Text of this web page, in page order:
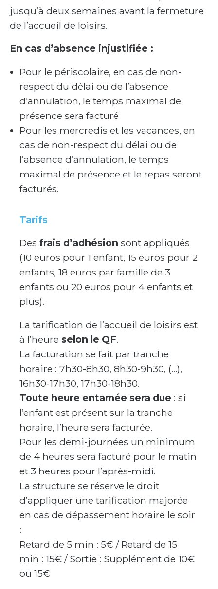
jusqu’à deux semaines avant la fermeture
de l’accueil de loisirs.
En cas d’absence injustifiée :
Pour le périscolaire, en cas de non-
respect du délai ou de l’absence
d’annulation, le temps maximal de
présence sera facturé
Pour les mercredis et les vacances, en
cas de non-respect du délai ou de
l’absence d’annulation, le temps
maximal de présence et le repas seront
facturés.
Tarifs
Des frais d’adhésion sont appliqués
(10 euros pour 1 enfant, 15 euros pour 2
enfants, 18 euros par famille de 3
enfants ou 20 euros pour 4 enfants et
plus).
La tarification de l’accueil de loisirs est
à l’heure selon le QF.
La facturation se fait par tranche
horaire : 7h30-8h30, 8h30-9h30, (…),
16h30-17h30, 17h30-18h30.
Toute heure entamée sera due : si
l’enfant est présent sur la tranche
horaire, l’heure sera facturée.
Pour les demi-journées un minimum
de 4 heures sera facturé pour le matin
et 3 heures pour l’après-midi.
La structure se réserve le droit
d’appliquer une tarification majorée
en cas de dépassement horaire le soir
:
Retard de 5 min : 5€ / Retard de 15
min : 15€ / Sortie : Supplément de 10€
ou 15€